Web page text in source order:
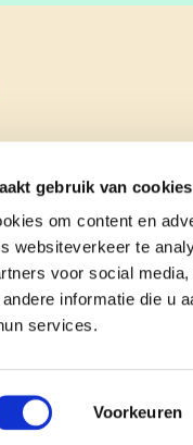
gebruik van cookies
om content en
websiteverkeer te
voor social
informatie die u
services.
Voorkeuren
mee